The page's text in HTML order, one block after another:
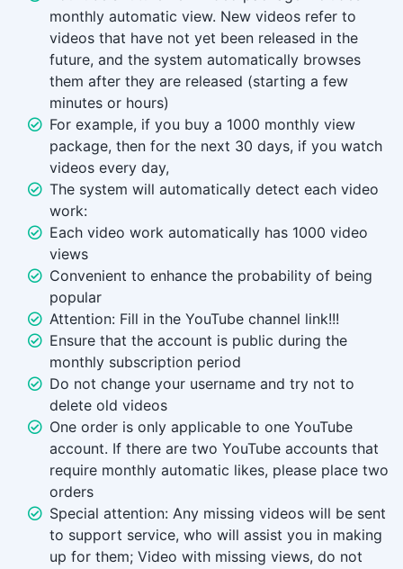
monthly automatic view. New videos refer to
videos that have not yet been released in the
future, and the system automatically browses
them after they are released (starting a few
minutes or hours)
For example, if you buy a 1000 monthly view
package, then for the next 30 days, if you watch
videos every day,
The system will automatically detect each video
work:
Each video work automatically has 1000 video
views
Convenient to enhance the probability of being
popular
Attention: Fill in the YouTube channel link!!!
Ensure that the account is public during the
monthly subscription period
Do not change your username and try not to
delete old videos
One order is only applicable to one YouTube
account. If there are two YouTube accounts that
require monthly automatic likes, please place two
orders
Special attention: Any missing videos will be sent
to support service, who will assist you in making
up for them; Video with missing views, do not